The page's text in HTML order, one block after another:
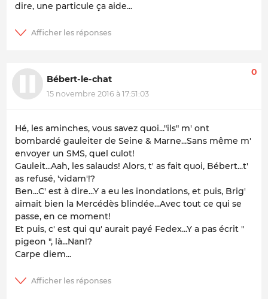
dire, une particule ça aide...
Bébert-le-chat
15 novembre 2016 à 17:51:03
0
Hé, les aminches, vous savez quoi..."ils" m' ont
bombardé gauleiter de Seine & Marne...Sans même m'
envoyer un SMS, quel culot!
Gauleit...Aah, les salauds! Alors, t' as fait quoi, Bébert...t'
as refusé, 'vidam'!?
Ben...C' est à dire...Y a eu les inondations, et puis, Brig'
aimait bien la Mercédès blindée...Avec tout ce qui se
passe, en ce moment!
Et puis, c' est qui qu' aurait payé Fedex...Y a pas écrit "
pigeon ", là...Nan!?
Carpe diem...